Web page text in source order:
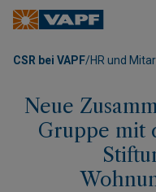
CSR bei VAPF/HR und
Neue
Gruppe mit